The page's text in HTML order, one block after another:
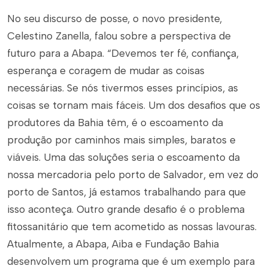
No seu discurso de posse, o novo presidente,
Celestino Zanella, falou sobre a perspectiva de
futuro para a Abapa. “Devemos ter fé, confiança,
esperança e coragem de mudar as coisas
necessárias. Se nós tivermos esses princípios, as
coisas se tornam mais fáceis. Um dos desafios que os
produtores da Bahia têm, é o escoamento da
produção por caminhos mais simples, baratos e
viáveis. Uma das soluções seria o escoamento da
nossa mercadoria pelo porto de Salvador, em vez do
porto de Santos, já estamos trabalhando para que
isso aconteça. Outro grande desafio é o problema
fitossanitário que tem acometido as nossas lavouras.
Atualmente, a Abapa, Aiba e Fundação Bahia
desenvolvem um programa que é um exemplo para